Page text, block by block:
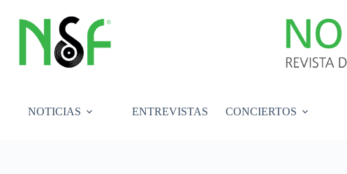
contenido
NOTICIAS ENTREVISTAS CONCIERTOS